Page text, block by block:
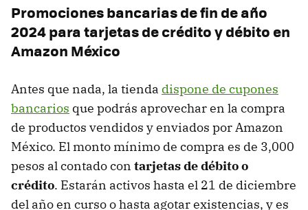
Promociones bancarias de fin de año
2024 para tarjetas de crédito y débito en
Amazon México
Antes que nada, la tienda dispone de cupones
bancarios que podrás aprovechar en la compra
de productos vendidos y enviados por Amazon
México. El monto mínimo de compra es de 3,000
pesos al contado con tarjetas de débito o
crédito. Estarán activos hasta el 21 de diciembre
del año en curso o hasta agotar existencias, y es